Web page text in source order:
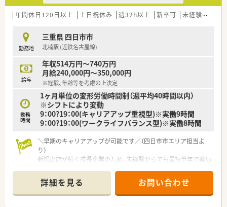
剤を1店舗に集約した利便性の高い店舗作りが特徴です。
年間休日120日以上
土日祝休み 週32h以上 新卒可 未経験可
勤務地
三重県 四日市市
北楠駅 (近鉄名古屋線)
給与
年収514万円～740万円
月給240,000円～350,000円
※経験、年齢等を考慮の上決定
勤務
時間
1ヶ月単位の変形労働時間制（週平均40時間以内）
※シフトにより変動
9：00?19：00(キャリアアップ重視型)※実働9時間
9：00?19：00(ワークライフバランス型)※実働8時間
＼早期のキャリアアップが可能です／（四日市市エリア担当よ
り）
新規出店が続く成長企業のため、未経験からでも最短半年で薬局
おすすめです。
【店舗情報と応需状況について】
■近鉄名古屋線の北楠駅から徒歩8分ほどの場所に位置してお
詳細を見る お問い合わせ